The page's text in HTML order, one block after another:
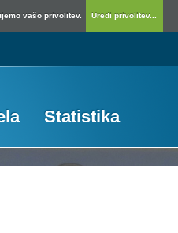
vašo privolitev. Uredi privolitev...
Statistika